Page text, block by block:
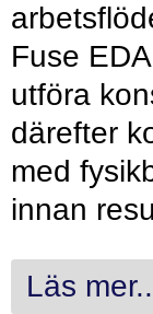
Fuse
utföra
därefter
med
innan
Läs